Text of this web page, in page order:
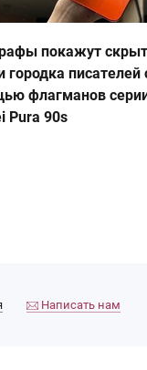
покажут
городка писателей
флагманов
Pura 90s
Написать нам